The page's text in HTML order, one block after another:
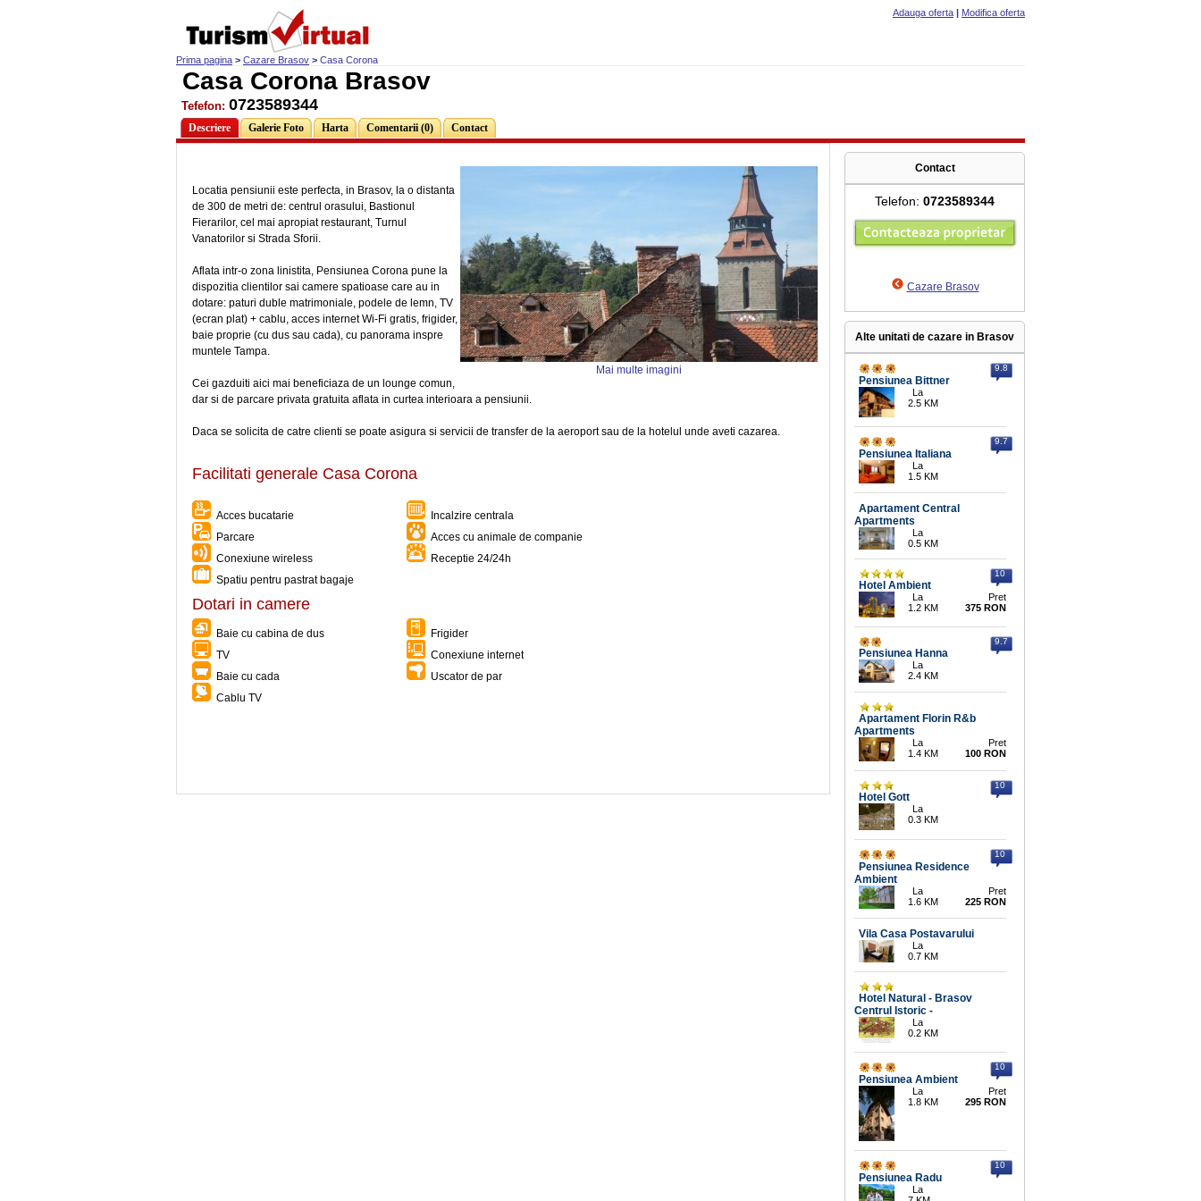
Prima pagina > Cazare Brasov > Casa Corona
Adauga oferta | Modifica oferta
Casa Corona Brasov
Tefefon: 0723589344
Descriere Galerie Foto Harta Comentarii (0) Contact
Mai multe imagini
Locatia pensiunii este perfecta, in Brasov, la o distanta
de 300 de metri de: centrul orasului, Bastionul
Fierarilor, cel mai apropiat restaurant, Turnul
Vanatorilor si Strada Sforii.
Aflata intr-o zona linistita, Pensiunea Corona pune la
dispozitia clientilor sai camere spatioase care au in
dotare: paturi duble matrimoniale, podele de lemn, TV
(ecran plat) + cablu, acces internet Wi-Fi gratis, frigider,
baie proprie (cu dus sau cada), cu panorama inspre
muntele Tampa.
Cei gazduiti aici mai beneficiaza de un lounge comun,
dar si de parcare privata gratuita aflata in curtea interioara a pensiunii.
Daca se solicita de catre clienti se poate asigura si servicii de transfer de la aeroport sau de la hotelul unde aveti cazarea.
Facilitati generale Casa Corona
Acces bucatarie
Incalzire centrala
Parcare
Acces cu animale de companie
Conexiune wireless
Receptie 24/24h
Spatiu pentru pastrat bagaje
Dotari in camere
Baie cu cabina de dus
Frigider
TV
Conexiune internet
Baie cu cada
Uscator de par
Cablu TV
Contact
Telefon: 0723589344
Cazare Brasov
Alte unitati de cazare in Brasov
Pensiunea Bittner
9.8
La
2.5 KM
Pensiunea Italiana
9.7
La
1.5 KM
Apartament Central
Apartments
La
0.5 KM
Hotel Ambient
10
La
1.2 KM
Pret
375 RON
Pensiunea Hanna
9.7
La
2.4 KM
Apartament Florin R&b
Apartments
La
1.4 KM
Pret
100 RON
Hotel Gott
10
La
0.3 KM
Pensiunea Residence
Ambient
10
La
1.6 KM
Pret
225 RON
Vila Casa Postavarului
La
0.7 KM
Hotel Natural - Brasov
Centrul Istoric -
La
0.2 KM
Pensiunea Ambient
10
La
1.8 KM
Pret
295 RON
Pensiunea Radu
10
La